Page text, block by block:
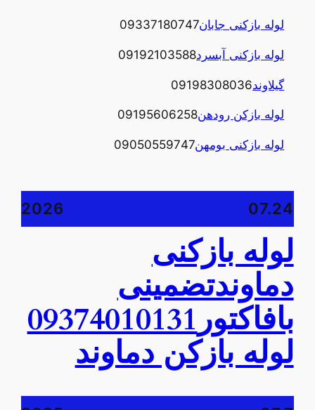
لوله بازکنی جابان09337180747
لوله بازکنی آبسرد09192103588
گیلاوند09198308036
لوله بازکن رودهن09195606258
لوله بازکنی بومهن09050559747
07.24
2026
لوله بازکنی
دماوندتضمینی
بافاکتور09374010131
لوله بازکن دماوند